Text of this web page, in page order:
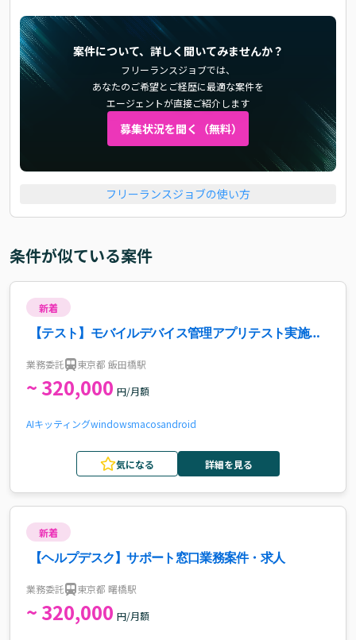
案件について、詳しく聞いてみませんか？
フリーランスジョブでは、
あなたのご希望とご経歴に最適な案件を
エージェントが直接ご紹介します
募集状況を聞く（無料）
フリーランスジョブの使い方
条件が似ている案件
新着
【テスト】モバイルデバイス管理アプリテスト実施案
業務委託 東京都 飯田橋駅
~ 320,000 円/月額
AIキッティングwindowsmacosandroid
気になる 詳細を見る
新着
【ヘルプデスク】サポート窓口業務案件・求人
業務委託 東京都 曙橋駅
~ 320,000 円/月額